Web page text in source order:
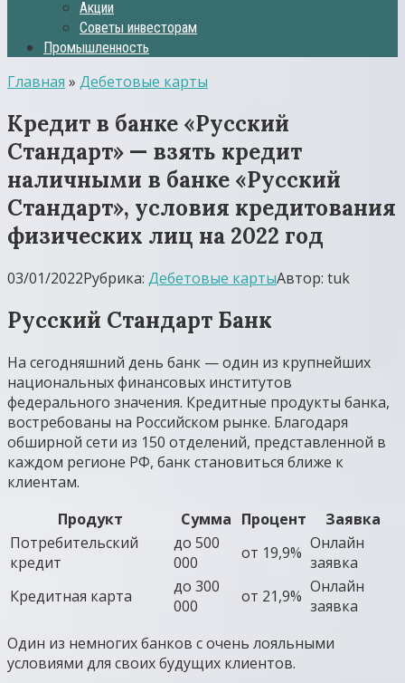
Акции
Советы инвесторам
Промышленность
Главная » Дебетовые карты
Кредит в банке «Русский
Стандарт» — взять кредит
наличными в банке «Русский
Стандарт», условия кредитования
физических лиц на 2022 год
03/01/2022Рубрика: Дебетовые картыАвтор: tuk
Русский Стандарт Банк
На сегодняшний день банк — один из крупнейших
национальных финансовых институтов
федерального значения. Кредитные продукты банка,
востребованы на Российском рынке. Благодаря
обширной сети из 150 отделений, представленной в
каждом регионе РФ, банк становиться ближе к
клиентам.
Продукт
Сумма Процент
Заявка
Потребительский
кредит
до 500
000
от 19,9% Онлайн
заявка
Кредитная карта
до 300
000
от 21,9% Онлайн
заявка
Один из немногих банков с очень лояльными
условиями для своих будущих клиентов.